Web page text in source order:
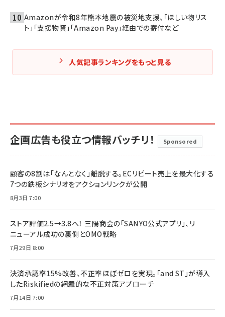
Amazonが令和8年熊本地震の被災地支援、「ほしい物リス
ト」「支援物資」「Amazon Pay」経由での寄付など
人気記事ランキングをもっと見る
企画広告も役立つ情報バッチリ！ Sponsored
顧客の8割は「なんとなく」離脱する。ECリピート売上を最大化する
7つの鉄板シナリオをアクションリンクが公開
8月3日 7:00
ストア評価2.5→3.8へ！ 三陽商会の「SANYO公式アプリ」、リ
ニューアル成功の裏側とOMO戦略
7月29日 8:00
決済承認率15%改善、不正率ほぼゼロを実現。「and ST」が導入
したRiskifiedの網羅的な不正対策アプローチ
7月14日 7:00